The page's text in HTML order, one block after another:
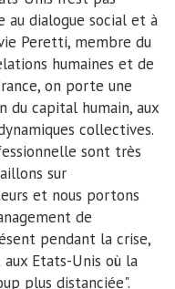
au dialogue social et à
Peretti, membre du
humaines et de
on porte une
capital humain, aux
collectives.
sont très
sur
et nous portons
de
pendant la crise,
Etats-Unis où la
plus distanciée".